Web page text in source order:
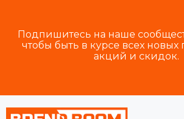
Подпишитесь на наше
чтобы быть в курсе всех новых
акций и скидок.